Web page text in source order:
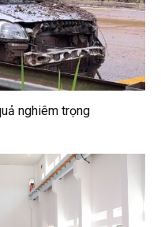
nghiêm trọng